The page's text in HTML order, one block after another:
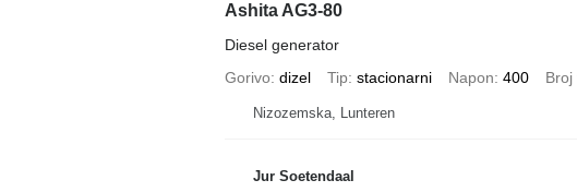
Ashita AG3-80
Diesel generator
Gorivo dizel Tip stacionarni Napon 400 Broj
Nizozemska, Lunteren
Jur Soetendaal